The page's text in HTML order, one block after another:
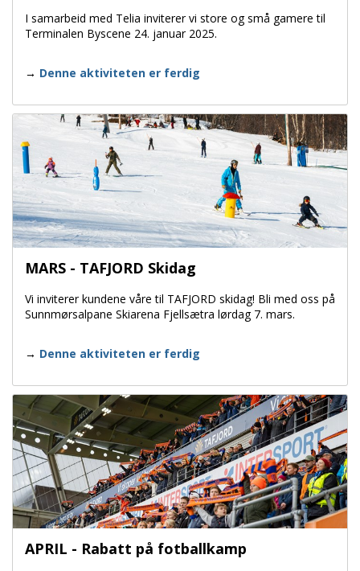
I samarbeid med Telia inviterer vi store og små gamere til
Terminalen Byscene 24. januar 2025.
Denne aktiviteten er ferdig
MARS - TAFJORD Skidag
Vi inviterer kundene våre til TAFJORD skidag! Bli med oss på
Sunnmørsalpane Skiarena Fjellsætra lørdag 7. mars.
Denne aktiviteten er ferdig
APRIL - Rabatt på fotballkamp